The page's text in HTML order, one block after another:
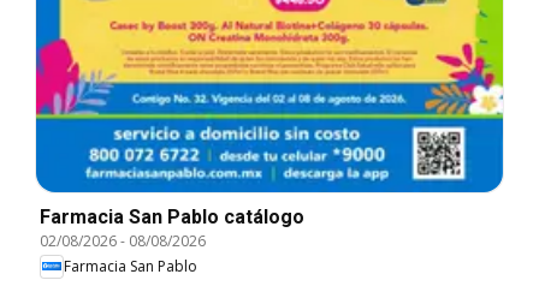
Farmacia San Pablo catálogo
02/08/2026- 08/08/2026
Farmacia San Pablo